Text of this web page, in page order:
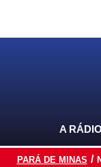
A RÁDIO
PARÁ DE MINAS